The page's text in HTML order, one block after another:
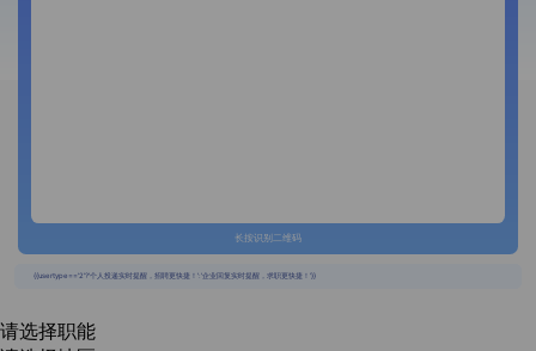
长按识别二维码
{{usertype=='2'?'个人投递实时提醒，招聘更快捷！':'企业回复实时提醒，求职更快捷！'}}
请选择职能